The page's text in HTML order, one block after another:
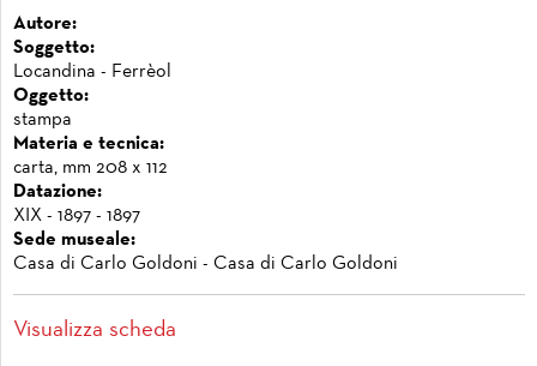
Autore:
Soggetto:
Locandina - Ferrèol
Oggetto:
stampa
Materia e tecnica:
carta, mm 208 x 112
Datazione:
XIX - 1897 - 1897
Sede museale:
Casa di Carlo Goldoni - Casa di Carlo Goldoni
Visualizza scheda